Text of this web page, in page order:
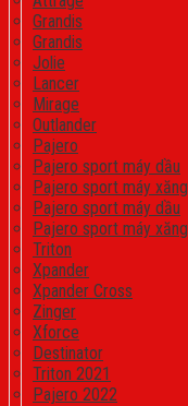
Grandis
Grandis
Jolie
Lancer
Mirage
Outlander
Pajero
Pajero sport máy dầu
Pajero sport máy xăng
Pajero sport máy dầu
Pajero sport máy xăng
Triton
Xpander
Xpander Cross
Zinger
Xforce
Destinator
Triton 2021
Pajero 2022